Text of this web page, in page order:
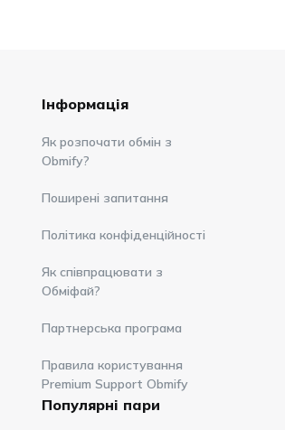
Інформація
Як розпочати обмін з
Obmify?
Поширені запитання
Політика конфіденційності
Як співпрацювати з
Обміфай?
Партнерська програма
Правила користування
Premium Support Obmify
Популярні пари